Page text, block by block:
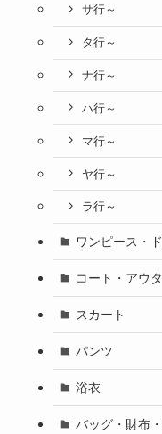
サ行～
タ行～
ナ行～
ハ行～
マ行～
ヤ行～
ラ行～
ワンピース・
コート・アウ
スカート
パンツ
浴衣
バッグ・財布